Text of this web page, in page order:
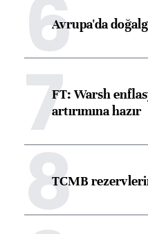
6Avrupa'da
7FT: Warsh
artırımına hazır
8
TCMB